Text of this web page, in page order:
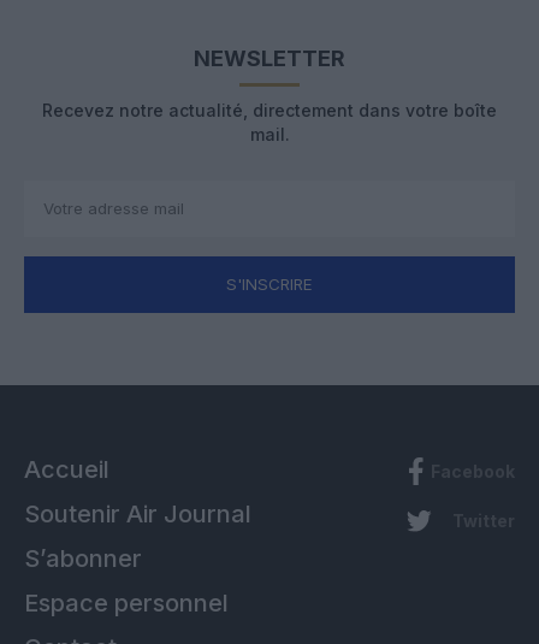
NEWSLETTER
Recevez notre actualité, directement dans votre boîte
mail.
S'INSCRIRE
Accueil
Soutenir Air Journal
S’abonner
Espace personnel